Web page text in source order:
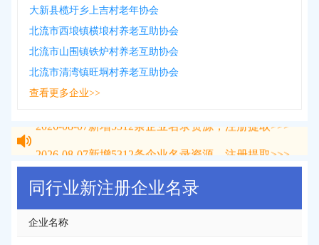
大新县榄圩乡上吉村老年协会
北流市西埌镇横埌村养老互助协会
北流市山围镇铁炉村养老互助协会
北流市清湾镇旺垌村养老互助协会
查看更多企业>>
新增 条企业名录资源，注册提取>>>
同行业新注册企业名录
企业名称